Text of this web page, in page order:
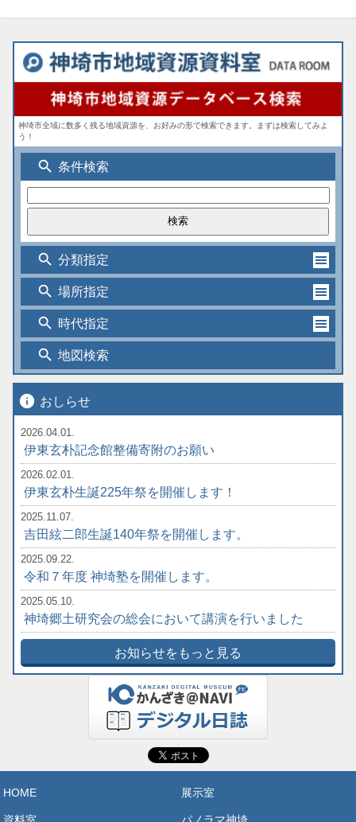
神埼市全域に数多く残る地域資源を、お好みの形で検索できます。まずは検索してみよ
う！
search 条件検索
search 分類指定
search 場所指定
search 時代指定
search 地図検索
info おしらせ
2026.04.01.
伊東玄朴記念館整備寄附のお願い
2026.02.01.
伊東玄朴生誕225年祭を開催します！
2025.11.07.
吉田絃二郎生誕140年祭を開催します。
2025.09.22.
令和７年度 神埼塾を開催します。
2025.05.10.
神埼郷土研究会の総会において講演を行いました
お知らせをもっと見る
HOME 展示室